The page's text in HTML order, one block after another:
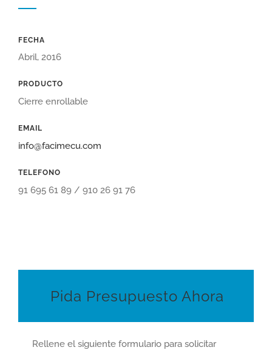
FECHA
Abril, 2016
PRODUCTO
Cierre enrollable
EMAIL
info@facimecu.com
TELEFONO
91 695 61 89 / 910 26 91 76
Pida Presupuesto Ahora
Rellene el siguiente formulario para solicitar